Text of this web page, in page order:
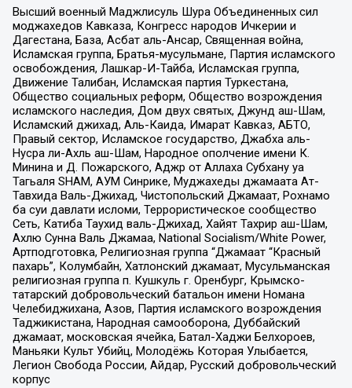
Высший военный Маджлисуль Шура Объединенных сил
моджахедов Кавказа, Конгресс народов Ичкерии и
Дагестана, База, Асбат аль-Ансар, Священная война,
Исламская группа, Братья-мусульмане, Партия исламского
освобождения, Лашкар-И-Тайба, Исламская группа,
Движение Талибан, Исламская партия Туркестана,
Общество социальных реформ, Общество возрождения
исламского наследия, Дом двух святых, Джунд аш-Шам,
Исламский джихад, Аль-Каида, Имарат Кавказ, АБТО,
Правый сектор, Исламское государство, Джабха аль-
Нусра ли-Ахль аш-Шам, Народное ополчение имени К.
Минина и Д. Пожарского, Аджр от Аллаха Субхану уа
Тагьаля SHAM, АУМ Синрике, Муджахеды джамаата Ат-
Тавхида Валь-Джихад, Чистопольский Джамаат, Рохнамо
ба суи давлати исломи, Террористическое сообщество
Сеть, Катиба Таухид валь-Джихад, Хайят Тахрир аш-Шам,
Ахлю Сунна Валь Джамаа, National Socialism/White Power,
Артподготовка, Религиозная группа “Джамаат “Красный
пахарь”, Колумбайн, Хатлонский джамаат, Мусульманская
религиозная группа п. Кушкуль г. Оренбург, Крымско-
татарский добровольческий батальон имени Номана
Челебиджихана, Азов, Партия исламского возрождения
Таджикистана, Народная самооборона, Дуббайский
джамаат, московская ячейка, Батал-Хаджи Белхороев,
Маньяки Культ Убийц, Молодёжь Которая Улыбается,
Легион Свобода России, Айдар, Русский добровольческий
корпус